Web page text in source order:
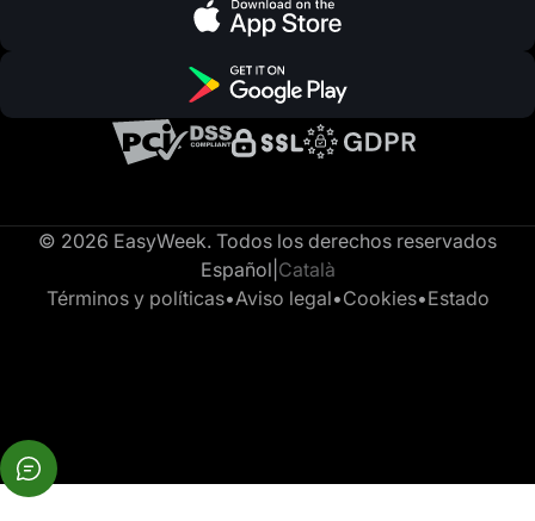
© 2026 EasyWeek. Todos los derechos reservados
Español Català
Términos y políticas•Aviso legal•Cookies•Estado